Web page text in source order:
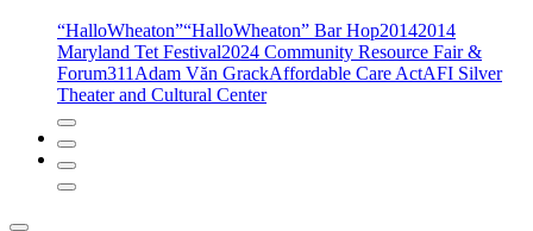
“HalloWheaton”“HalloWheaton” Bar Hop20142014
Maryland Tet Festival2024 Community Resource Fair &
Forum311 Adam Văn GrackAffordable Care ActAFI Silver
Theater and Cultural Center